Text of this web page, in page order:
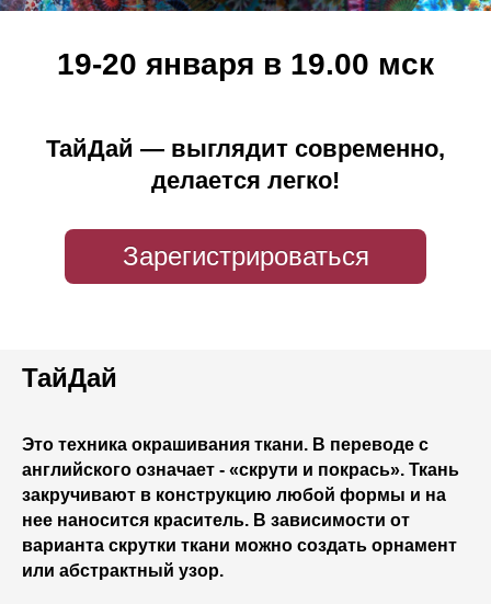
19-20 января в 19.00 мск
ТайДай — выглядит современно,
делается легко!
Зарегистрироваться
ТайДай
Это техника окрашивания ткани. В переводе с
английского означает - «скрути и покрась». Ткань
закручивают в конструкцию любой формы и на
нее наносится краситель. В зависимости от
варианта скрутки ткани можно создать орнамент
или абстрактный узор.